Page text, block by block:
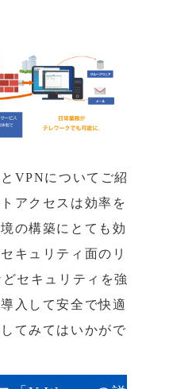
VPNについてご紹
アクセスは効率を
の構築にとても効
キュリティ面のリ
セキュリティを強
入して安全で快適
てみてはいかがで